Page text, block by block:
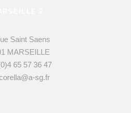
Saint Saens
MARSEILLE
65 57 36 47
sg.fr